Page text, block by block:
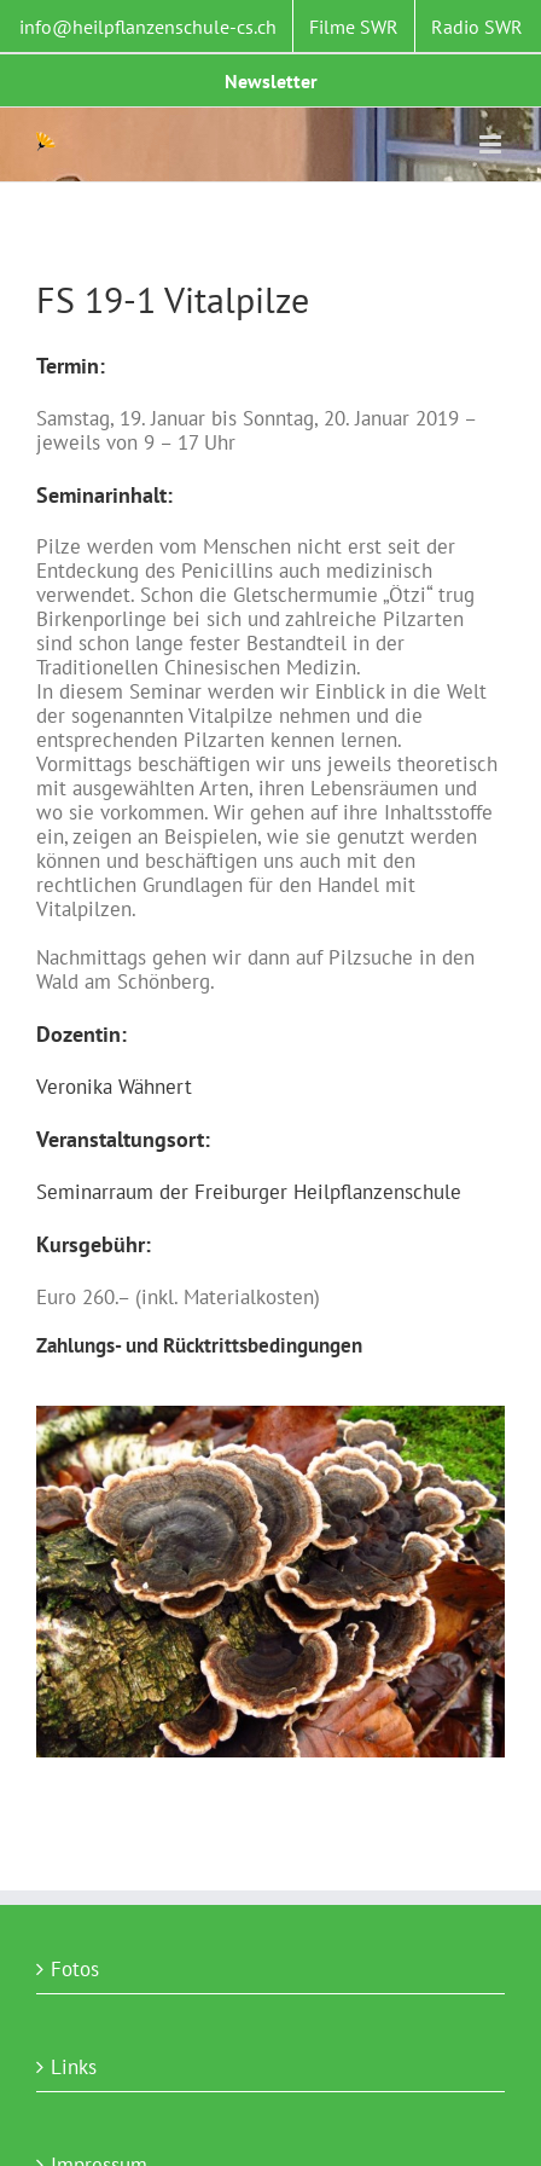
Inhalt
springen
info@heilpflanzenschule-cs.ch Filme SWR Radio SWR
Newsletter
FS 19-1 Vitalpilze
Termin:
Samstag, 19. Januar bis Sonntag, 20. Januar 2019 –
jeweils von 9 – 17 Uhr
Seminarinhalt:
Pilze werden vom Menschen nicht erst seit der
Entdeckung des Penicillins auch medizinisch
verwendet. Schon die Gletschermumie „Ötzi“ trug
Birkenporlinge bei sich und zahlreiche Pilzarten
sind schon lange fester Bestandteil in der
Traditionellen Chinesischen Medizin.
In diesem Seminar werden wir Einblick in die Welt
der sogenannten Vitalpilze nehmen und die
entsprechenden Pilzarten kennen lernen.
Vormittags beschäftigen wir uns jeweils theoretisch
mit ausgewählten Arten, ihren Lebensräumen und
wo sie vorkommen. Wir gehen auf ihre Inhaltsstoffe
ein, zeigen an Beispielen, wie sie genutzt werden
können und beschäftigen uns auch mit den
rechtlichen Grundlagen für den Handel mit
Vitalpilzen.
Nachmittags gehen wir dann auf Pilzsuche in den
Wald am Schönberg.
Dozentin:
Veronika Wähnert
Veranstaltungsort:
Seminarraum der Freiburger Heilpflanzenschule
Kursgebühr:
Euro 260.– (inkl. Materialkosten)
Zahlungs- und Rücktrittsbedingungen
Fotos
Links